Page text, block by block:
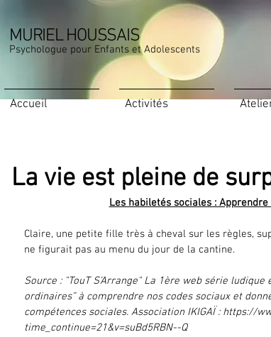
MURIEL HOUSSAIS
Psychologue pour Enfants et Adolescents
Accueil Activités
La vie est pleine de
Les habiletés sociales :
Claire, une petite fille très à cheval sur les règles,
ne figurait pas au menu du jour de la cantine.
Source : "TouT S’Arrange" La 1ère web série
ordinaires” à comprendre nos codes sociaux et
compétences sociales. Association IKIGAÏ : https://
time_continue=21&v=suBd5RBN--Q